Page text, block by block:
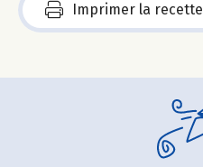
Imprimer la recette